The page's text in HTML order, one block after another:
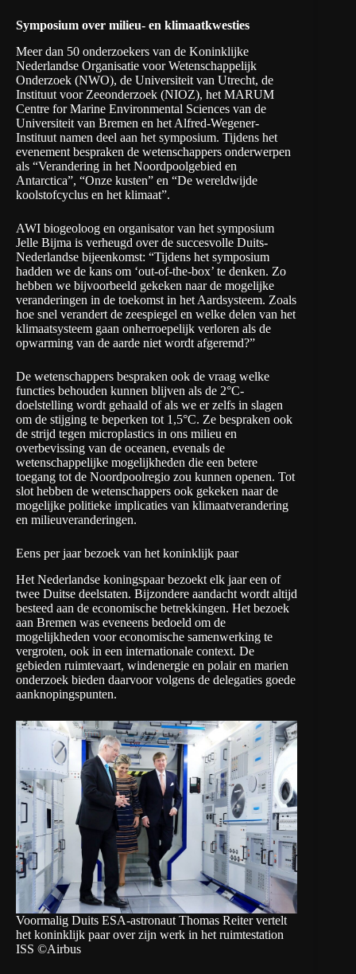
Symposium over milieu- en klimaatkwesties
Meer dan 50 onderzoekers van de Koninklijke
Nederlandse Organisatie voor Wetenschappelijk
Onderzoek (NWO), de Universiteit van Utrecht, de
Instituut voor Zeeonderzoek (NIOZ), het MARUM
Centre for Marine Environmental Sciences van de
Universiteit van Bremen en het Alfred-Wegener-
Instituut namen deel aan het symposium. Tijdens het
evenement bespraken de wetenschappers onderwerpen
als “Verandering in het Noordpoolgebied en
Antarctica”, “Onze kusten” en “De wereldwijde
koolstofcyclus en het klimaat”.
AWI biogeoloog en organisator van het symposium
Jelle Bijma is verheugd over de succesvolle Duits-
Nederlandse bijeenkomst: “Tijdens het symposium
hadden we de kans om ‘out-of-the-box’ te denken. Zo
hebben we bijvoorbeeld gekeken naar de mogelijke
veranderingen in de toekomst in het Aardsysteem. Zoals
hoe snel verandert de zeespiegel en welke delen van het
klimaatsysteem gaan onherroepelijk verloren als de
opwarming van de aarde niet wordt afgeremd?”
De wetenschappers bespraken ook de vraag welke
functies behouden kunnen blijven als de 2°C-
doelstelling wordt gehaald of als we er zelfs in slagen
om de stijging te beperken tot 1,5°C. Ze bespraken ook
de strijd tegen microplastics in ons milieu en
overbevissing van de oceanen, evenals de
wetenschappelijke mogelijkheden die een betere
toegang tot de Noordpoolregio zou kunnen openen. Tot
slot hebben de wetenschappers ook gekeken naar de
mogelijke politieke implicaties van klimaatverandering
en milieuveranderingen.
Eens per jaar bezoek van het koninklijk paar
Het Nederlandse koningspaar bezoekt elk jaar een of
twee Duitse deelstaten. Bijzondere aandacht wordt altijd
besteed aan de economische betrekkingen. Het bezoek
aan Bremen was eveneens bedoeld om de
mogelijkheden voor economische samenwerking te
vergroten, ook in een internationale context. De
gebieden ruimtevaart, windenergie en polair en marien
onderzoek bieden daarvoor volgens de delegaties goede
aanknopingspunten.
Voormalig Duits ESA-astronaut Thomas Reiter vertelt
het koninklijk paar over zijn werk in het ruimtestation
ISS ©Airbus